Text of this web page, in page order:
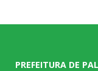
PREFEITURA DE